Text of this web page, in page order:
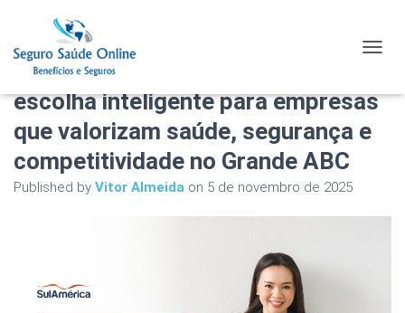
Plano de Saúde SulAmerica
Corporativo em Ribeirão Pires: a
escolha inteligente para empresas
que valorizam saúde, segurança e
competitividade no Grande ABC
Published by Vitor Almeida on 5 de novembro de 2025